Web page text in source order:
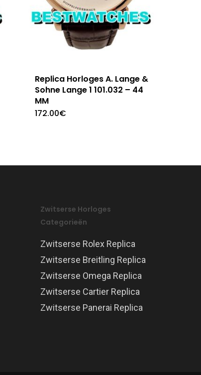
Replica Horloges A. Lange &
Sohne Lange 1 101.032 – 44
MM
172.00€
Zwitserse Horloges
Categorieën
Zwitserse Rolex Replica
Zwitserse Breitling Replica
Zwitserse Omega Replica
Zwitserse Cartier Replica
Zwitserse Panerai Replica